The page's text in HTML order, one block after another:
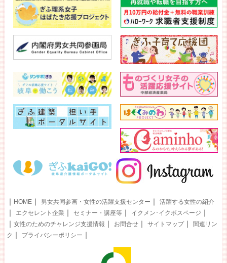
｜ HOME ｜ 男女共同参画・女性の活躍支援センター ｜ 活躍する女性の紹介
｜ エクセレント企業 ｜ セミナー・講座等 ｜ イクメン･イクボスページ ｜
｜女性のためのチャレンジ支援情報 ｜ お問合せ ｜ サイトマップ｜
関連リン
ク ｜ プライバシーポリシー ｜